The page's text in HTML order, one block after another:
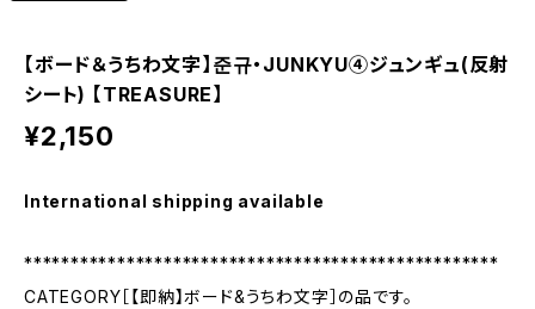
【ボード＆うちわ文字】준규・JUNKYU④ジュンギュ(反射
シート) 【TREASURE】
¥2,150
International shipping available
***************************************************
CATEGORY［【即納】ボード&うちわ文字］の品です。